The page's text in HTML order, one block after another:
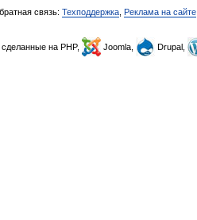
связь: Техподдержка Реклама на сайте
, сделанные на PHP, Joomla, Drupal,